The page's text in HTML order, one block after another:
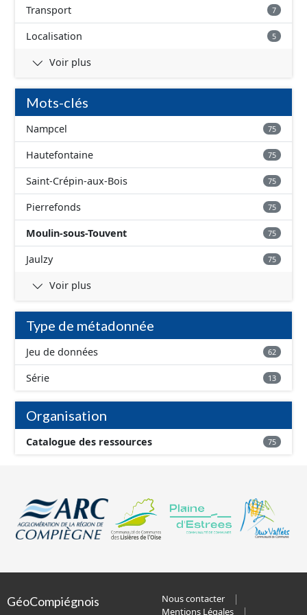
Transport 7
Localisation 5
Voir plus
Mots-clés
Nampcel 75
Hautefontaine 75
Saint-Crépin-aux-Bois 75
Pierrefonds 75
Moulin-sous-Touvent 75
Jaulzy 75
Voir plus
Type de métadonnée
Jeu de données 62
Série 13
Organisation
Catalogue des ressources 75
GéoCompiégnois
Nous contacter
Mentions Légales